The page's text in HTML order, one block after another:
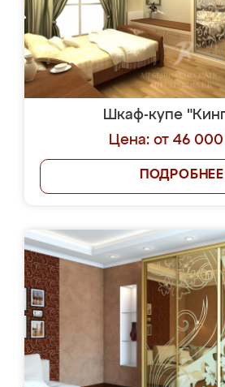
Шкаф-купе
Цена: от 46 000
ПОДРОБНЕЕ